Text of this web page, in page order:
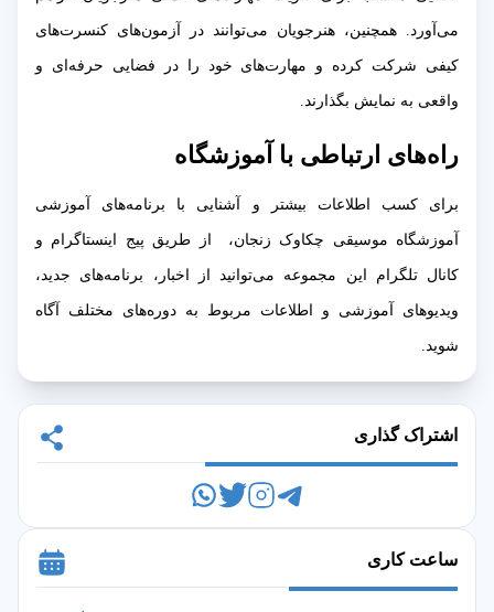
می‌آورد. همچنین، هنرجویان می‌توانند در آزمون‌های کنسرت‌های
کیفی شرکت کرده و مهارت‌های خود را در فضایی حرفه‌ای و
واقعی به نمایش بگذارند.
راه‌های ارتباطی با آموزشگاه
برای کسب اطلاعات بیشتر و آشنایی با برنامه‌های آموزشی
آموزشگاه موسیقی چکاوک زنجان، از طریق پیج اینستاگرام و
کانال تلگرام این مجموعه می‌توانید از اخبار، برنامه‌های جدید،
ویدیوهای آموزشی و اطلاعات مربوط به دوره‌های مختلف آگاه
شوید.
اشتراک گذاری
ساعت کاری